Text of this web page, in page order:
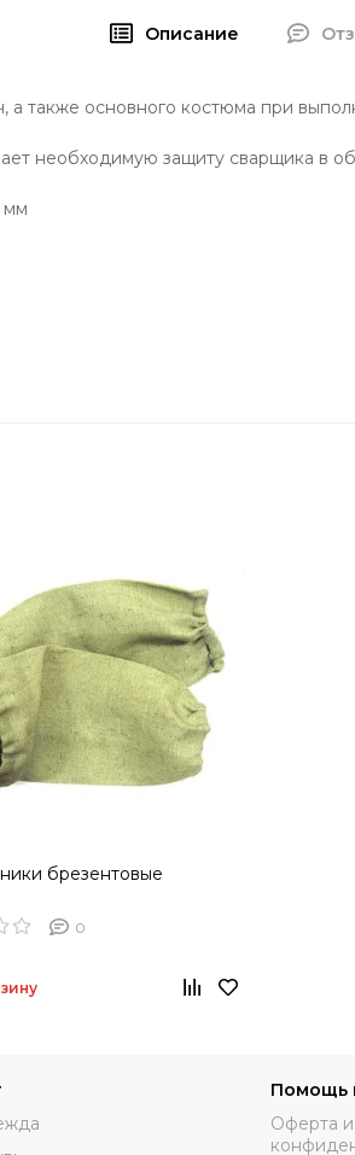
Описание
а также основного костюма при
необходимую защиту сварщика в
мм
брезентовые
0
Помощь
Оферта и